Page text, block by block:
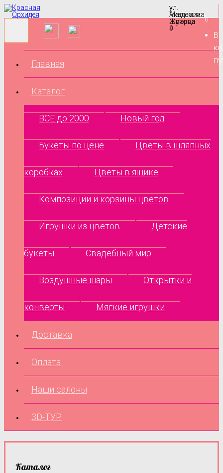
ул.
Маршала
Жукова
9
ул.
Академика
Шварца
4
0
В
Главная
Каталог
ВСЕ до 2000 Новый год
Букеты по цене Цветы в шляпных
коробках Цветы в ящике
Композиции и корзины цветов
Игрушки из цветов Детские
букеты Свадебный мир
Воздушные шары Открытки и
конверты Мягкие игрушки
Доставка
Оплата
Наши салоны
3D-ТУР
Каталог